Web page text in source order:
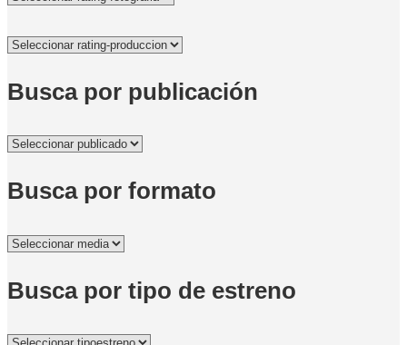
Busca por publicación
Busca por formato
Busca por tipo de estreno